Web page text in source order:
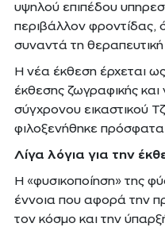
υψηλού επιπέδου
περιβάλλον φροντίδας,
συναντά τη
Η νέα έκθεση έρχεται
έκθεσης ζωγραφικής και
σύγχρονου εικαστικού
φιλοξενήθηκε
Λίγα λόγια για την
Η «φυσικοποίηση» της
έννοια που αφορά την
τον κόσμο και την